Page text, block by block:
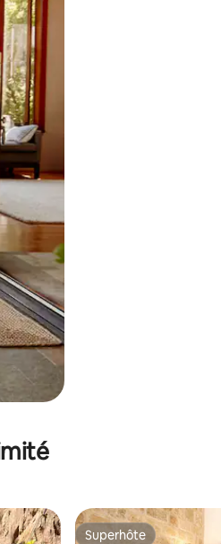
glisser.
Superhôte